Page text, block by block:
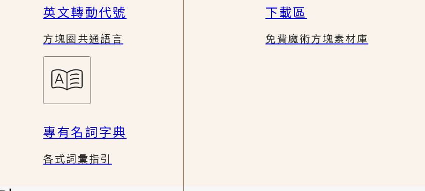
英文轉動代號
方塊圈共通語言
專有名詞字典
各式詞彙指引
下載區
免費魔術方塊素材庫